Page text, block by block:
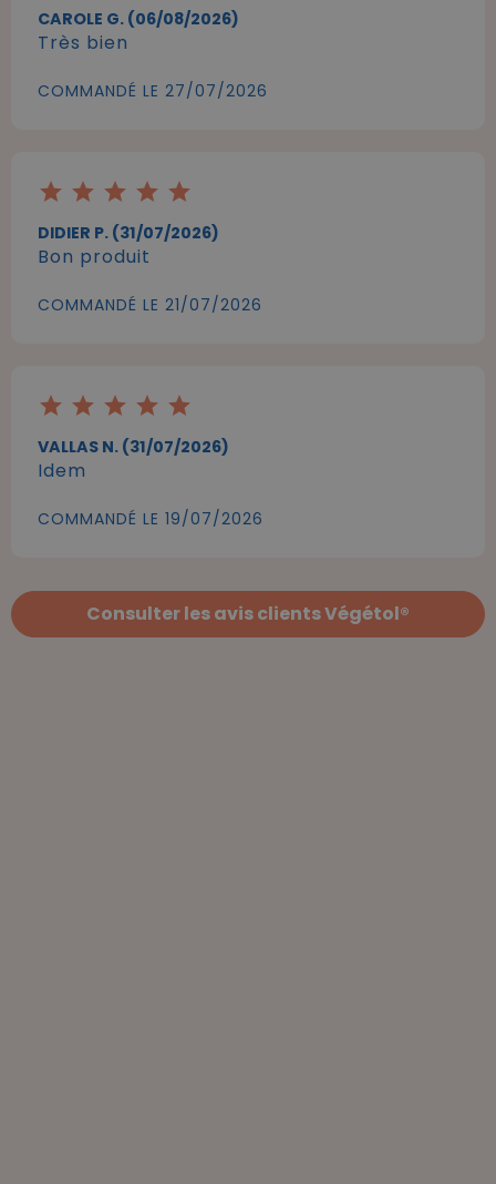
CAROLE G. (06/08/2026)
Très bien
COMMANDÉ LE 27/07/2026
star star star star star
DIDIER P. (31/07/2026)
Bon produit
COMMANDÉ LE 21/07/2026
star star star star star
VALLAS N. (31/07/2026)
Idem
COMMANDÉ LE 19/07/2026
Consulter les avis clients Végétol®